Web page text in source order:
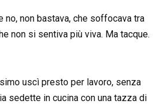
no, non bastava, che soffocava tra
non si sentiva più viva. Ma tacque.
uscì presto per lavoro, senza
sedette in cucina con una tazza di